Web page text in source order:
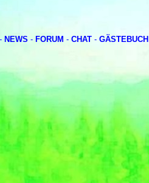
- NEWS - FORUM - CHAT - GÄSTEBUCH